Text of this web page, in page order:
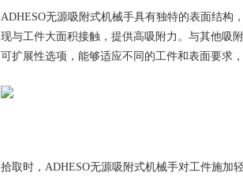
ADHESO无源吸附式机械手具有独特的表面结构
现与工件大面积接触，提供高吸附力。与其他吸
可扩展性选项，能够适应不同的工件和表面要求
拾取时，ADHESO无源吸附式机械手对工件施加